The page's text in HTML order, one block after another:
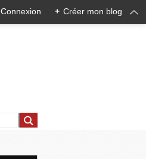
Connexion + Créer mon blog